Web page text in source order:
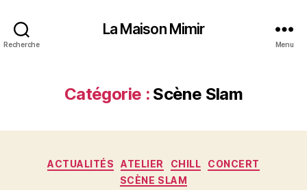
Recherche
La Maison Mimir
Menu
Catégorie : Scène Slam
Catégories
ACTUALITÉS ATELIER CHILL
CONCERT
SCÈNE SLAM